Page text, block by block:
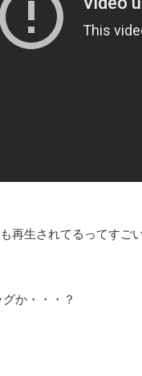
再生されてるってすご
か・・・？